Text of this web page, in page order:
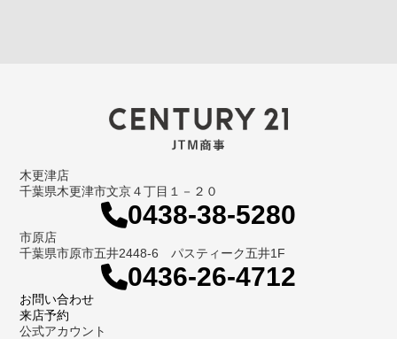
木更津店
千葉県木更津市文京４丁目１－２０
0438-38-5280
市原店
千葉県市原市五井2448-6 パスティーク五井1F
0436-26-4712
お問い合わせ
来店予約
公式アカウント